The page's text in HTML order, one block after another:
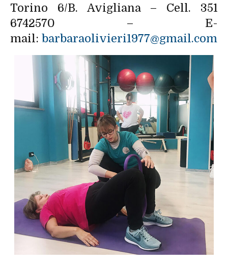
Torino 6/B. Avigliana – Cell. 351
6742570 – E-
mail: barbaraolivieri1977@gmail.com